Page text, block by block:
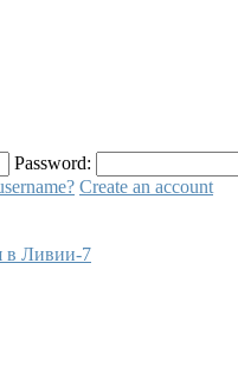
Password:
Create an account
в Ливии-7